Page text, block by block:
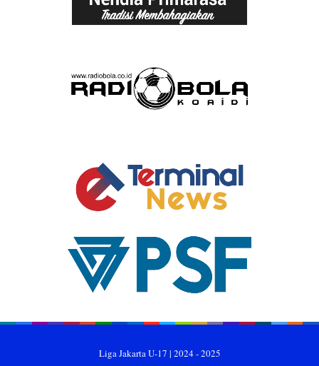
Liga Jakarta U-17 | 2024 - 2025